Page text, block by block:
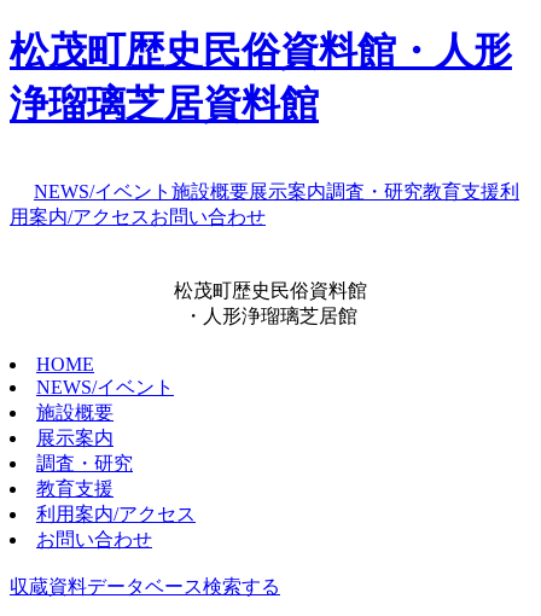
松茂町歴史民俗資料館・人形
浄瑠璃芝居資料館
NEWS/イベント 施設概要展示案内調査・研究教育支援利
用案内/アクセスお問い合わせ
松茂町歴史民俗資料館
・人形浄瑠璃芝居館
HOME
NEWS/イベント
施設概要
展示案内
調査・研究
教育支援
利用案内/アクセス
お問い合わせ
収蔵資料データベース検索する